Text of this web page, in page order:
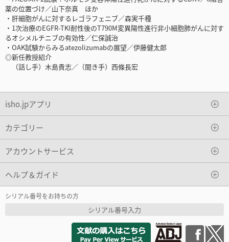
薬の位置づけ／山下奈真 ほか
・肝細胞がんに対するレゴラフェニブ／森実千種
・1次治療のEGFR-TKI耐性後のT790M変異陽性進行非小細胞肺がんに対す
るオシメルチニブの有効性／仁保誠治
・OAK試験からみるatezolizumabの展望／伊藤健太郎
◎新任教授紹介
（話し手）木島貴志／（聞き手）西條長宏
isho.jpアプリ
カテゴリー
アカウントサービス
ヘルプ＆ガイド
シリアル番号をお持ちの方
シリアル番号入力